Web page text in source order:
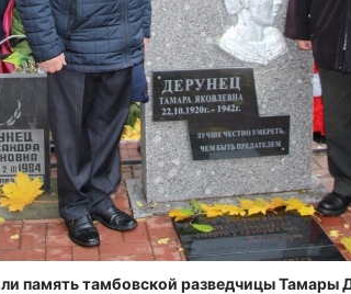
память тамбовской разведчицы Тамары